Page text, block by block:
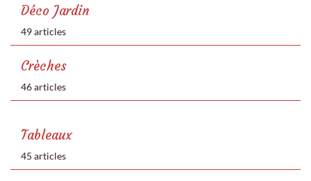
Déco Jardin
49 articles
Crèches
46 articles
Tableaux
45 articles